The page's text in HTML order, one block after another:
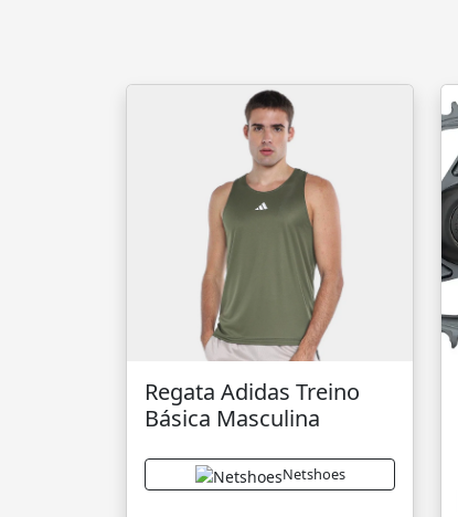
Regata Adidas Treino
Básica Masculina
Netshoes